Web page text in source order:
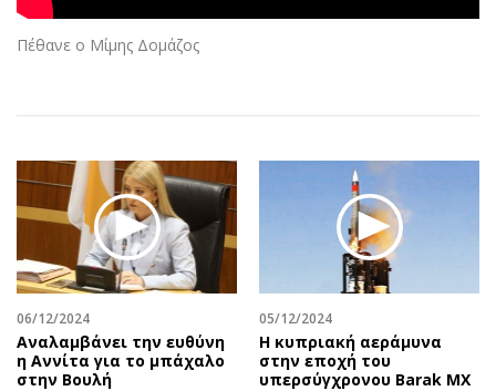
Αθλητισμός
Κύπρος
Διεθνή
Οικονομική
Οικονομία
Real Estate
Επιχειρήσεις
Αγορές
Money Review
AstroBank Properties
Geek
Social
Αφιερώματα
Πολιτική
Οικονομία
Αναδρομές
Πρόσωπα
Περιβάλλον
Πέθανε ο Μίμης Δομάζος
06/12/2024
Αναλαμβάνει την ευθύνη
η Αννίτα για το μπάχαλο
στην Βουλή
05/12/2024
Η κυπριακή αεράμυνα
στην εποχή του
υπερσύγχρονου Barak MX